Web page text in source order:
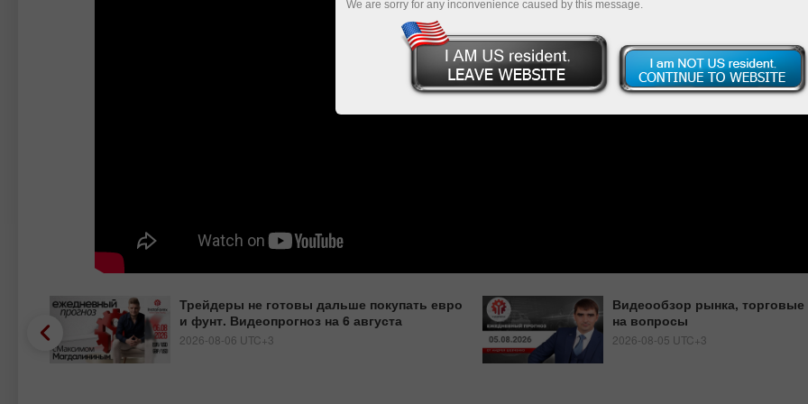
Трейдеры не готовы дальше покупать евро
и фунт. Видеопрогноз на 6 августа
2026-08-06 UTC+3
Видеообзор рынка,
на вопросы
2026-08-05 UTC+3
We are sorry for any inconvenience caused by this message.